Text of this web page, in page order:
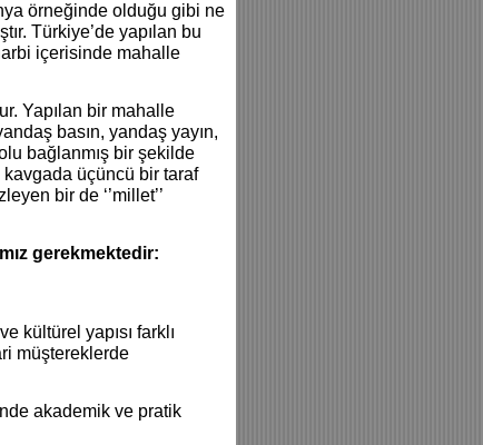
örneğinde olduğu gibi ne
Türkiye’de yapılan bu
içerisinde mahalle
Yapılan bir mahalle
basın, yandaş yayın,
bağlanmış bir şekilde
kavgada üçüncü bir taraf
bir de ‘’millet’’
gerekmektedir:
kültürel yapısı farklı
müştereklerde
akademik ve pratik